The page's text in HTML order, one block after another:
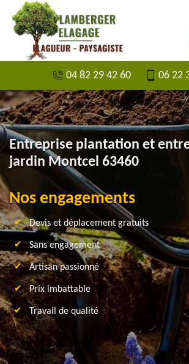
04 82 29 42 60 06 22
Entreprise plantation et
jardin Montcel 63460
Nos engagements
Devis et déplacement gratuits
Sans engagement
Artisan passionné
Prix imbattable
Travail de qualité